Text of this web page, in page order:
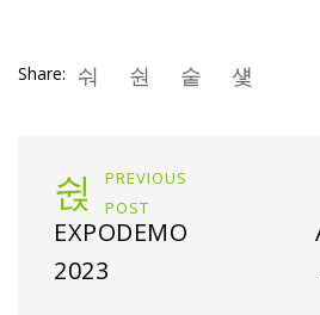
Share:
PREVIOUS
POST
EXPODEMO
2023